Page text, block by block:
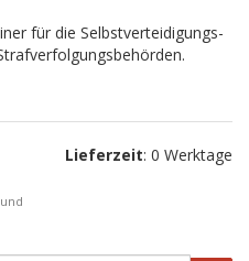
für die Selbstverteidigungs-
Lieferzeit: 0 Werktage